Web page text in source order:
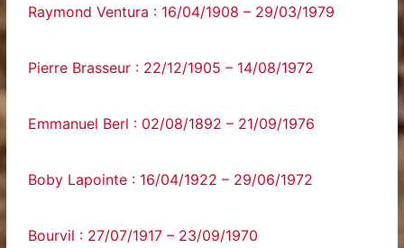
Raymond Ventura : 16/04/1908 – 29/03/1979
Pierre Brasseur : 22/12/1905 – 14/08/1972
Emmanuel Berl : 02/08/1892 – 21/09/1976
Boby Lapointe : 16/04/1922 – 29/06/1972
Bourvil : 27/07/1917 – 23/09/1970